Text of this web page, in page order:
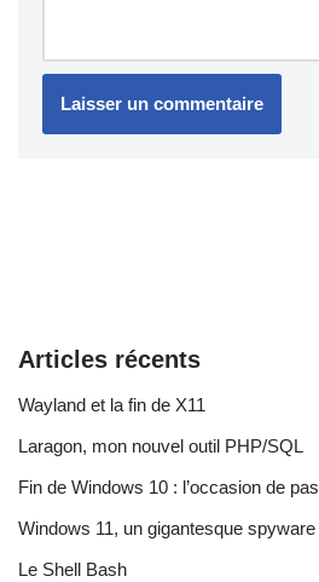
Articles récents
Wayland et la fin de X11
Laragon, mon nouvel outil PHP/SQL
Fin de Windows 10 : l’occasion de
Windows 11, un gigantesque spyware
Le Shell Bash